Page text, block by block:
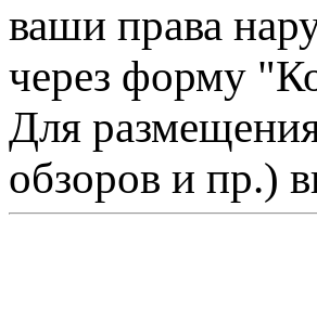
ваши права
через форму
Для
обзоров и пр.)